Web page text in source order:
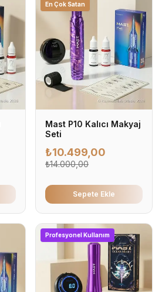
En Çok Satan
Mast P10 Kalıcı Makyaj
Seti
₺10.499,00
₺14.000,00
Sepete Ekle
Profesyonel Kullanım